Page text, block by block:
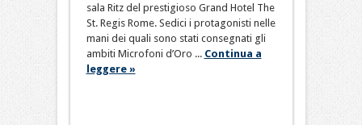
sala Ritz del prestigioso Grand Hotel The
St. Regis Rome. Sedici i protagonisti nelle
mani dei quali sono stati consegnati gli
ambiti Microfoni d’Oro ... Continua a
leggere »